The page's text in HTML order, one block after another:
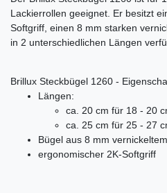
Lackierrollen geeignet. Er besitzt
Softgriff, einen 8 mm starken
in 2 unterschiedlichen Längen
Brillux Steckbügel 1260 -
Längen:
ca. 20 cm für 18 - 20
ca. 25 cm für 25 - 27
Bügel aus 8 mm
ergonomischer 2K-Softgriff